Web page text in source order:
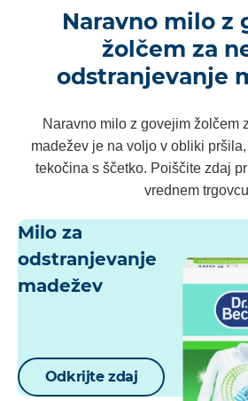
Naravno milo z
žolčem za
odstranjevanje
Naravno milo z govejim žolčem
madežev je na voljo v obliki
tekočina s ščetko. Poiščite zdaj
vrednem
Milo za
odstranjevanje
madežev
Odkrijte zdaj